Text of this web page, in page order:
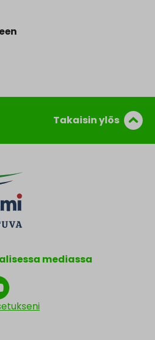
Takaisin ylös
mediassa